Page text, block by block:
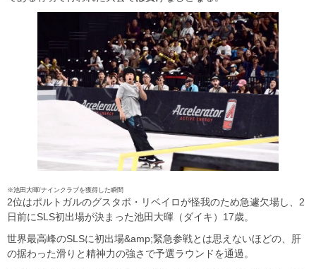
※池田大暉/ナインクラブを獲得した瞬間
2位はポルトガルのグスタボ・リベイロが怪我のため急遽欠場し、2
日前にSLS初出場が決まった池田大暉（ダイキ）17歳。
世界最高峰のSLSに初出場&amp;緊急参戦とは思えないほどの、肝
の据わった滑りと精神力の強さで予選ラウンドを通過。